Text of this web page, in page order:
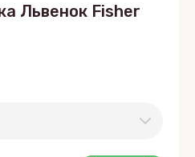
Львенок Fisher